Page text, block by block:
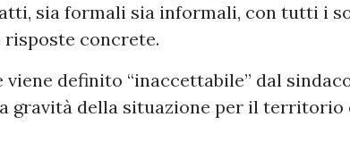
sia formali sia informali, con tutti i
risposte concrete.
viene definito “inaccettabile” dal
gravità della situazione per il territorio